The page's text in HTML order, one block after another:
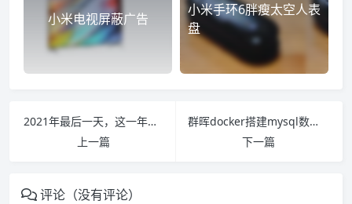
小米电视屏蔽广告
小米手环6胖瘦太空人表
盘
2021年最后一天，这一年谢谢自己
上一篇
群晖docker搭建mysql数据库
下一篇
评论（没有评论）